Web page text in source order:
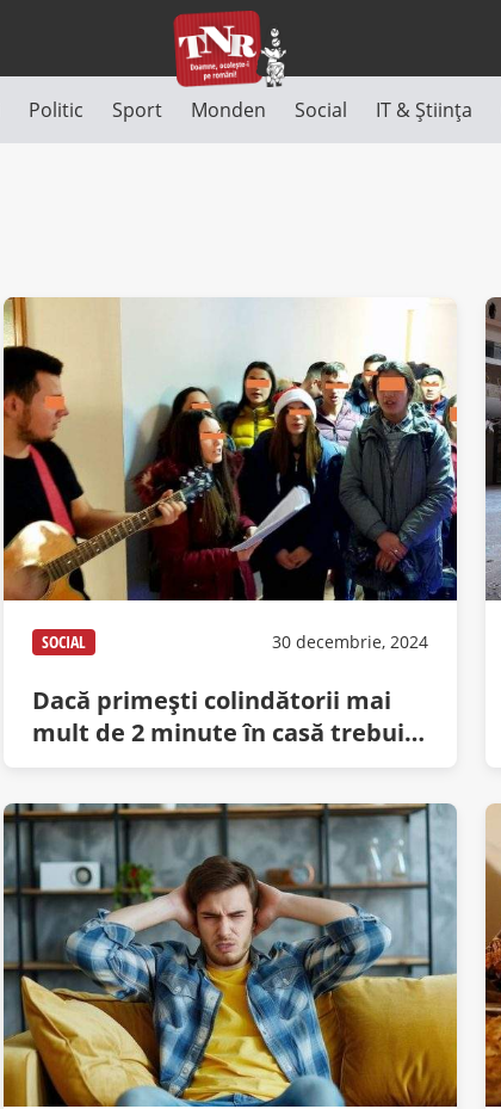
Politic Sport Monden Social IT & Știința
SOCIAL 30 decembrie, 2024
Dacă primești colindătorii mai
mult de 2 minute în casă trebuie
să-i treci la întreținere